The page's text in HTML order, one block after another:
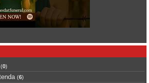
(0)
(6)